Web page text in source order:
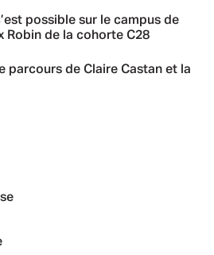
possible sur le campus de
Robin de la cohorte C28
parcours de Claire Castan et la